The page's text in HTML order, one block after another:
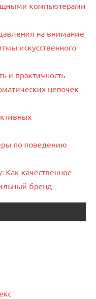
компьютерами
на внимание
искусственного
и практичность
цепочек
по поведению
Как качественное
бренд